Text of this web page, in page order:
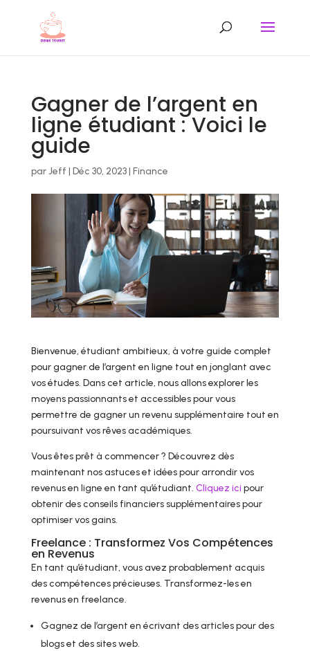
Gagner de l’argent en
ligne étudiant : Voici le
guide
parJeff | Déc 30, 2023| Finance
Bienvenue, étudiant ambitieux, à votre guide complet
pour gagner de l’argent en ligne tout en jonglant avec
vos études. Dans cet article, nous allons explorer les
moyens passionnants et accessibles pour vous
permettre de gagner un revenu supplémentaire tout en
poursuivant vos rêves académiques.
Vous êtes prêt à commencer ? Découvrez dès
maintenant nos astuces et idées pour arrondir vos
revenus en ligne en tant qu’étudiant. Cliquez ici pour
obtenir des conseils financiers supplémentaires pour
optimiser vos gains.
Freelance : Transformez Vos Compétences
en Revenus
En tant qu’étudiant, vous avez probablement acquis
des compétences précieuses. Transformez-les en
revenus en freelance.
Gagnez de l’argent en écrivant des articles pour des
blogs et des sites web.